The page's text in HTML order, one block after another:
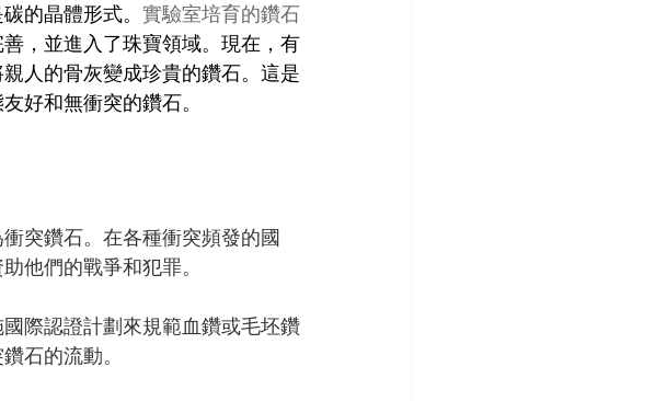
的晶體形式。 實驗室培育的鑽石
，並進入了珠寶領域。現在，有
人的骨灰變成珍貴的鑽石。這是
好和無衝突的鑽石。
突鑽石。在各種衝突頻發的國
他們的戰爭和犯罪。
際認證計劃來規範血鑽或毛坯鑽
石的流動。